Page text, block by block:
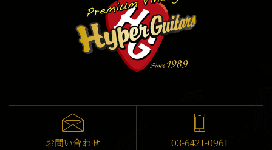
お問い合わせ 03-6421-0961